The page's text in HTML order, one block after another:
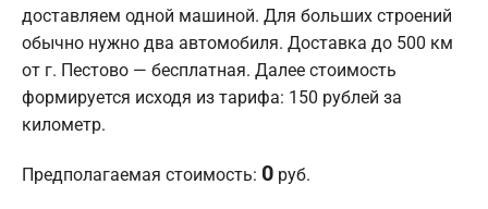
доставляем одной машиной. Для больших строений
обычно нужно два автомобиля. Доставка до 500 км
от г. Пестово — бесплатная. Далее стоимость
формируется исходя из тарифа: 150 рублей за
километр.
Предполагаемая стоимость: 0 руб.